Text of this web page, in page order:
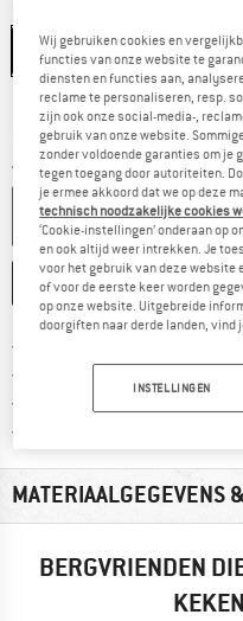
One Size
Maattabel
Levertijd: 3-5 werkdagenDe link
Aantal:
ONTHOUDEN
100 dagen bedenktijd
MATERIAALGEGEVENS
BERGVRIENDEN
Wij gebruiken cookies en
functies van onze website te
diensten en functies aan,
reclame te personaliseren, resp.
zijn ook onze social-media-,
gebruik van onze website.
zonder voldoende garanties om je
tegen toegang door autoriteiten.
je ermee akkoord dat we op deze
technisch noodzakelijke cookies
‘Cookie-instellingen’ onderaan op
en ook altijd weer intrekken. Je
voor het gebruik van deze website
of voor de eerste keer worden
op onze website. Uitgebreide
doorgiften naar derde landen, vind
INSTELLINGEN